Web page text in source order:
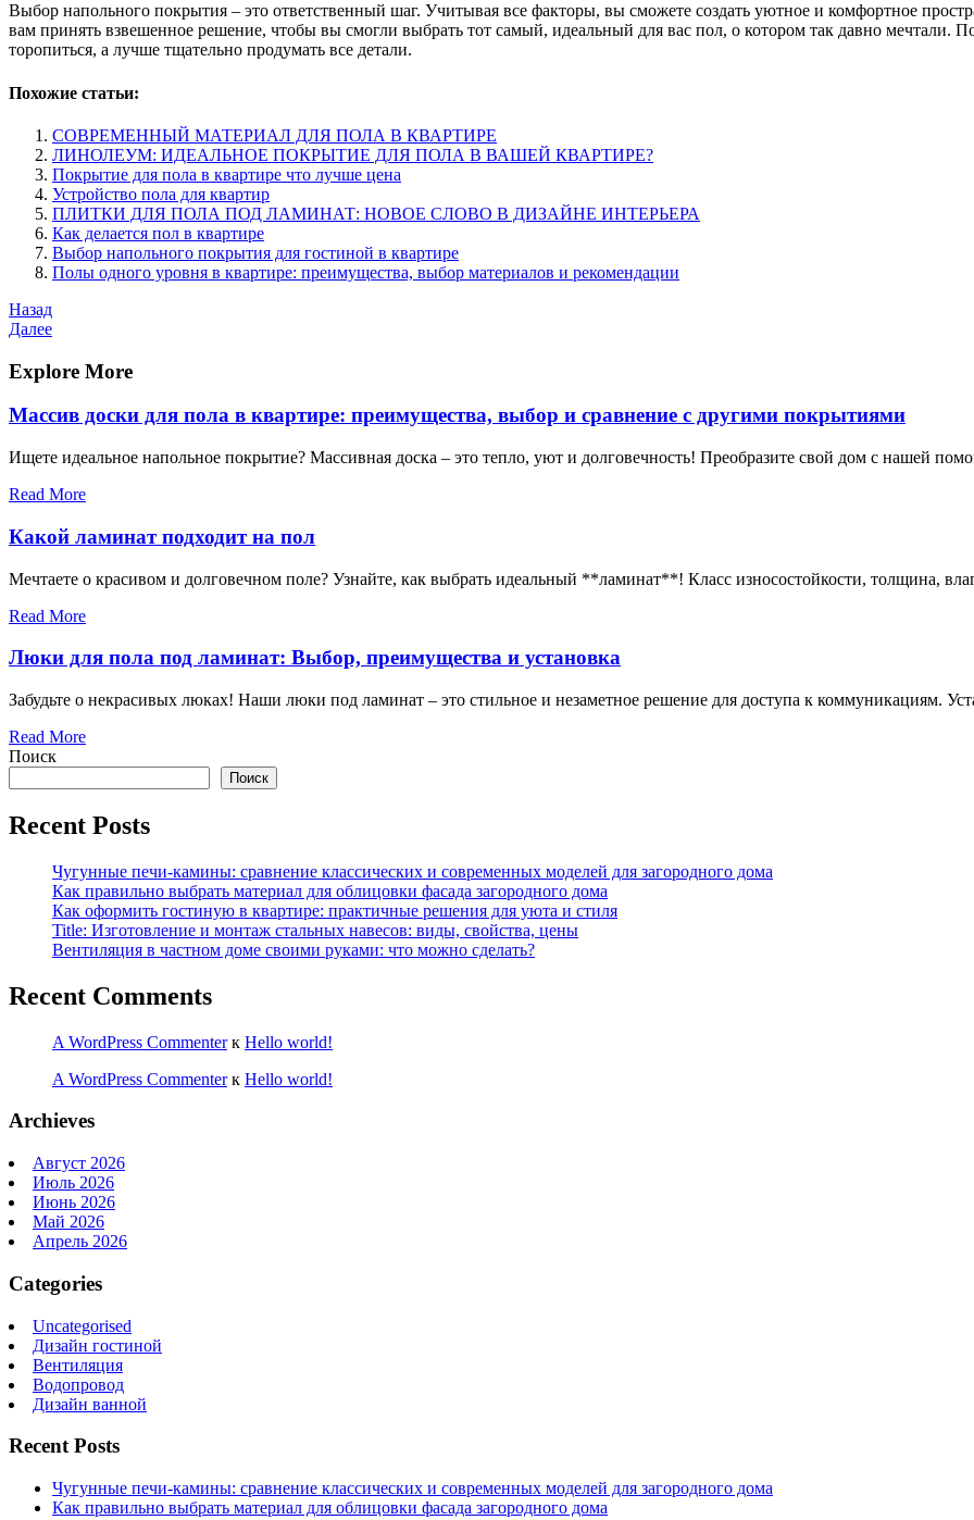
Выбор напольного покрытия – это ответственный шаг. Учитывая все факторы, вы сможете создать уютное и комфортное
вам принять взвешенное решение, чтобы вы смогли выбрать тот самый, идеальный для вас пол, о котором так давно мечтали.
торопиться, а лучше тщательно продумать все детали.
Похожие статьи:
СОВРЕМЕННЫЙ МАТЕРИАЛ ДЛЯ ПОЛА В КВАРТИРЕ
ЛИНОЛЕУМ: ИДЕАЛЬНОЕ ПОКРЫТИЕ ДЛЯ ПОЛА В ВАШЕЙ КВАРТИРЕ?
Покрытие для пола в квартире что лучше цена
Устройство пола для квартир
ПЛИТКИ ДЛЯ ПОЛА ПОД ЛАМИНАТ: НОВОЕ СЛОВО В ДИЗАЙНЕ ИНТЕРЬЕРА
Как делается пол в квартире
Выбор напольного покрытия для гостиной в квартире
Полы одного уровня в квартире: преимущества, выбор материалов и рекомендации
Навигация
по
записям
Предыдущая
запись
Назад
Следующая
Далее
Explore More
Массив доски для пола в квартире: преимущества, выбор и сравнение с другими покрытиями
Ищете идеальное напольное покрытие? Массивная доска – это тепло, уют и долговечность! Преобразите свой дом с нашей
Read More
Какой ламинат подходит на пол
Мечтаете о красивом и долговечном поле? Узнайте, как выбрать идеальный **ламинат**! Класс износостойкости, толщина,
Read More
Люки для пола под ламинат: Выбор, преимущества и установка
Забудьте о некрасивых люках! Наши люки под ламинат – это стильное и незаметное решение для доступа к коммуникациям.
Read More
Поиск
Поиск
Recent Posts
Чугунные печи-камины: сравнение классических и современных моделей для загородного дома
Как правильно выбрать материал для облицовки фасада загородного дома
Как оформить гостиную в квартире: практичные решения для уюта и стиля
Title: Изготовление и монтаж стальных навесов: виды, свойства, цены
Вентиляция в частном доме своими руками: что можно сделать?
Recent Comments
A WordPress Commenterк Hello world!
A WordPress Commenterк Hello world!
Archieves
Август 2026
Июль 2026
Июнь 2026
Май 2026
Апрель 2026
Categories
Uncategorised
Дизайн гостиной
Вентиляция
Водопровод
Дизайн ванной
Recent Posts
Чугунные печи-камины: сравнение классических и современных моделей для загородного дома
Как правильно выбрать материал для облицовки фасада загородного дома